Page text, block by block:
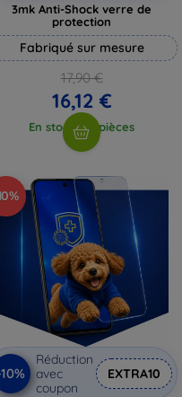
3mk Anti-Shock verre de
protection
Fabriqué sur mesure
17,90 €
16,12 €
En stock > 5 pièces
Réduction
avec
coupon
EXTRA10